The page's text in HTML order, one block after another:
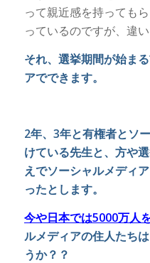
って親近感を持っても
っているのですが、違
それ、選挙期間が始ま
アでできます。
2年、3年と有権者とソ
けている先生と、方や
えでソーシャルメディ
ったとします。
今や日本では5000万人
ルメディアの住人たち
うか？？